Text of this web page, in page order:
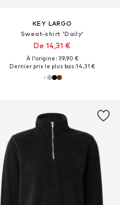
KEY LARGO
Sweat-shirt 'Daily'
De 14,31 €
À l'origine : 39,90 €
Dernier prix le plus bas :14,31 €